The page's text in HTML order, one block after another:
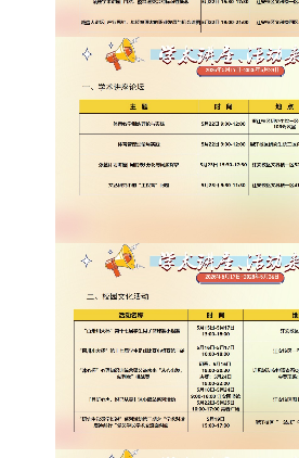
常用办公电话 办事流程 材料下载